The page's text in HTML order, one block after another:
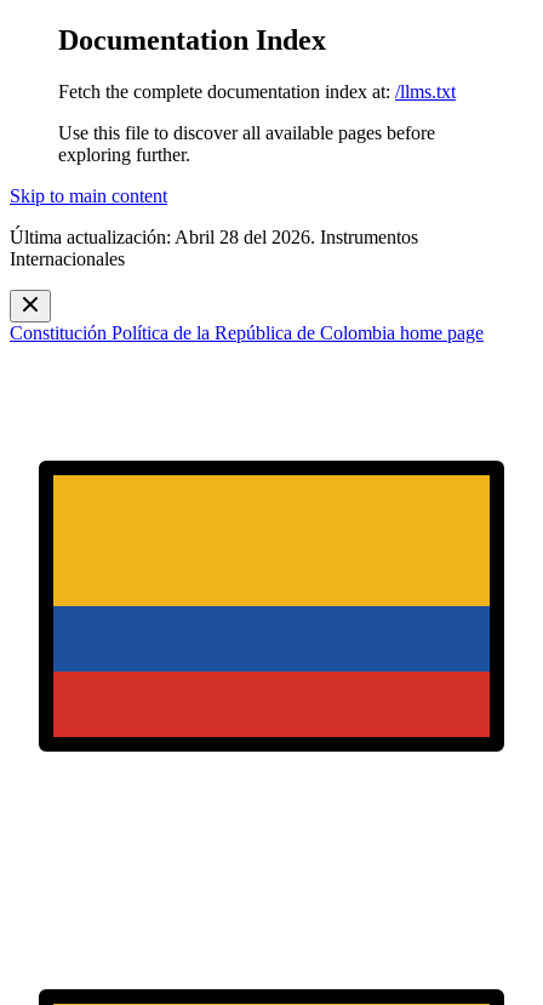
Documentation Index
Fetch the complete documentation index at: /llms.txt
Use this file to discover all available pages before
exploring further.
Skip to main content
Última actualización: Abril 28 del 2026. Instrumentos
Internacionales
Constitución Política de la República de Colombia home page